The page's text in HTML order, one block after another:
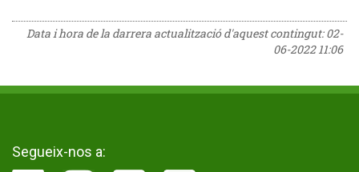
Data i hora de la darrera actualització d'aquest contingut:02-
06-2022 11:06
Segueix-nos a: